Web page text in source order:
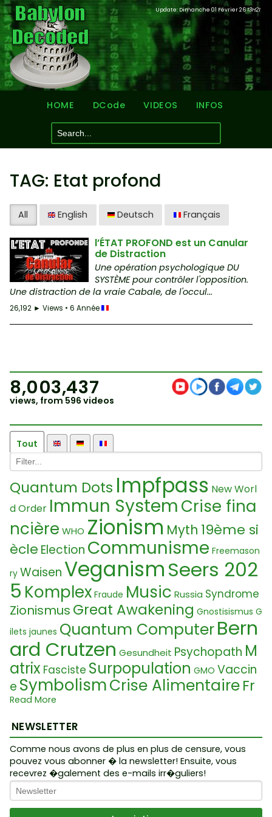
Update: Dimanche 01 Février 2613H21
HOME DCode VIDEOS INFOS
TAG: Etat profond
All English Deutsch Français
l’ÉTAT PROFOND est un Canular
de Distraction
Une opération psychologique DU
SYSTÈME pour contrôler l'opposition.
Une distraction de la vraie Cabale, de l'occul...
26,192 ► Views • 6 Année
8,003,437
views, from 596 videos
Tout
Quantum Dots Impfpass New Worl
d Order Immun SystemCrise fina
ncière WHO Zionism Myth 19ème si
ècle Election Communisme Freemason
ry WaisenVeganismSeers 202
5 Komplex Fraude Music Russia Syndrome
Zionismus Great Awakening Gnostisismus G
ilets jaunes Quantum ComputerBern
ard Crutzen Gesundheit Psychopath M
atrix Fasciste Surpopulation GMO Vaccin
e SymbolismCrise AlimentaireFr
anc-Maçon
m Syndrom
aireGreat ResetGuerreTransehum
anisme Dictatorship AlchimieOpposition
contrôléeTranceHumanismusFake Foo
dFindelkinderGelbwestenEtymolo
Read More
NEWSLETTER
Comme nous avons de plus en plus de censure, vous
pouvez vous abonner � la newsletter! Ensuite, vous
recevrez �galement des e-mails irr�guliers!